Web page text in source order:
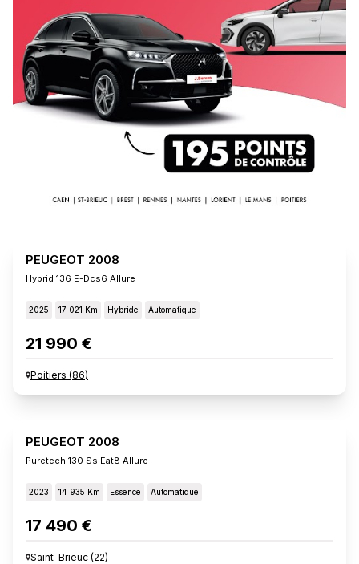
PEUGEOT 2008
Hybrid 136 E-Dcs6 Allure
2025 17 021 Km Hybride Automatique
21 990 €
Poitiers (86)
PEUGEOT 2008
Puretech 130 Ss Eat8 Allure
2023 14 935 Km Essence Automatique
17 490 €
Saint-Brieuc (22)